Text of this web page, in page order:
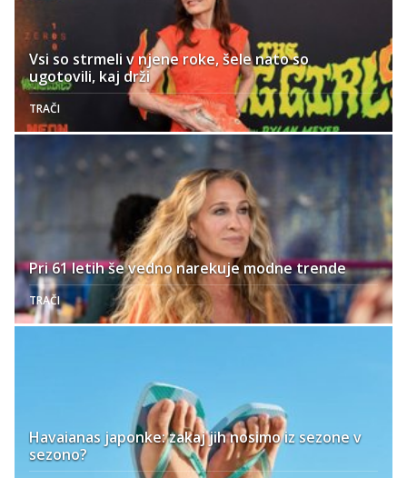
Vsi so strmeli v njene roke, šele nato so
ugotovili, kaj drži
TRAČI
Pri 61 letih še vedno narekuje modne trende
TRAČI
Havaianas japonke: zakaj jih nosimo iz sezone v
sezono?